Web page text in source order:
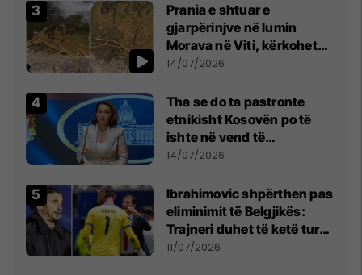
Prania e shtuar e
gjarpërinjve në lumin
Morava në Viti, kërkohet
kujdes nga qytetarët
14/07/2026
Tha se do ta pastronte
etnikisht Kosovën po të
ishte në vend të
Millosheviqit, Lëvizja e
kërkon shkarkimin e
menjëhershëm të
Snezhana Paunoviq
14/07/2026
Ibrahimovic shpërthen pas
eliminimit të Belgjikës:
Trajneri duhet të ketë turp,
ai lojtar se meritoi të luante
11/07/2026